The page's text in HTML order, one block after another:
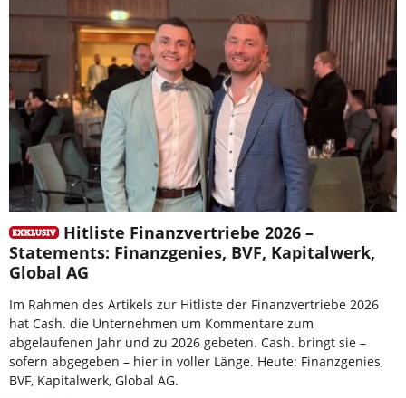
Hitliste Finanzvertriebe 2026 –
Statements: Finanzgenies, BVF, Kapitalwerk,
Global AG
Im Rahmen des Artikels zur Hitliste der Finanzvertriebe 2026
hat Cash. die Unternehmen um Kommentare zum
abgelaufenen Jahr und zu 2026 gebeten. Cash. bringt sie –
sofern abgegeben – hier in voller Länge. Heute: Finanzgenies,
BVF, Kapitalwerk, Global AG.